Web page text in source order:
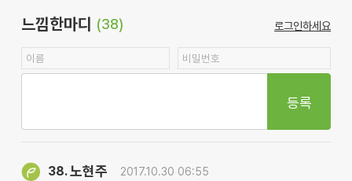
느낌한마디 (38) 로그인하세요
등록
38.노현주 2017.10.30 06:55